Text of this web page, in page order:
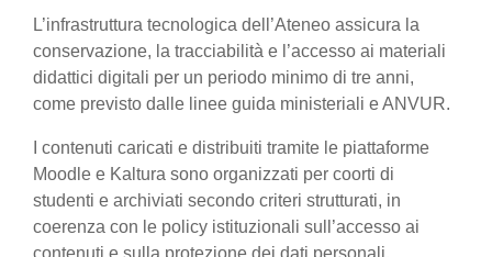
L’infrastruttura tecnologica dell’Ateneo assicura la
conservazione, la tracciabilità e l’accesso ai materiali
didattici digitali per un periodo minimo di tre anni,
come previsto dalle linee guida ministeriali e ANVUR.
I contenuti caricati e distribuiti tramite le piattaforme
Moodle e Kaltura sono organizzati per coorti di
studenti e archiviati secondo criteri strutturati, in
coerenza con le policy istituzionali sull’accesso ai
contenuti e sulla protezione dei dati personali.